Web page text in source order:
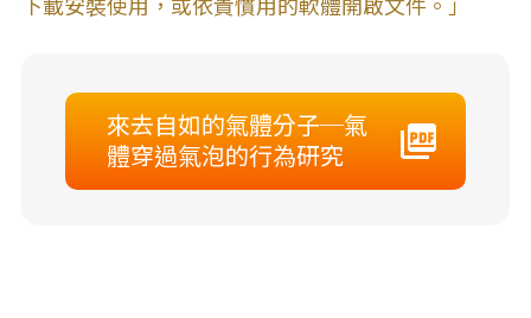
下載安裝使用，或依貴慣用的軟體開啟文件。」
來去自如的氣體分子─氣
體穿過氣泡的行為研究